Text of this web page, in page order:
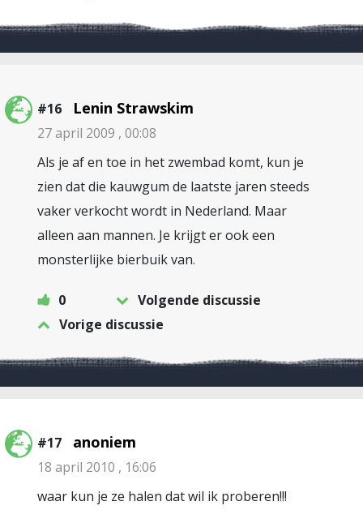
#16 Lenin Strawskim
27 april 2009 , 00:08
Als je af en toe in het zwembad komt, kun je
zien dat die kauwgum de laatste jaren steeds
vaker verkocht wordt in Nederland. Maar
alleen aan mannen. Je krijgt er ook een
monsterlijke bierbuik van.
0
Volgende discussie
Vorige discussie
#17 anoniem
18 april 2010 , 16:06
waar kun je ze halen dat wil ik proberen!!!